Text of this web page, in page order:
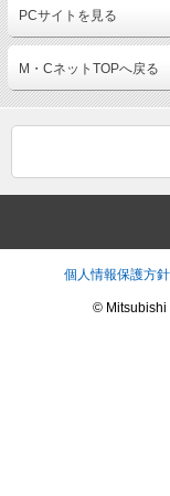
PCサイトを見る
M・CネットTOPへ戻る
個人情報保護方針
© Mitsubishi